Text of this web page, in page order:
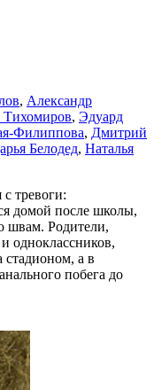
, Александр
Тихомиров, Эдуард
Филиппова, Дмитрий
Белодед, Наталья
тревоги:
домой после школы,
швам. Родители,
одноклассников,
стадионом, а в
побега до